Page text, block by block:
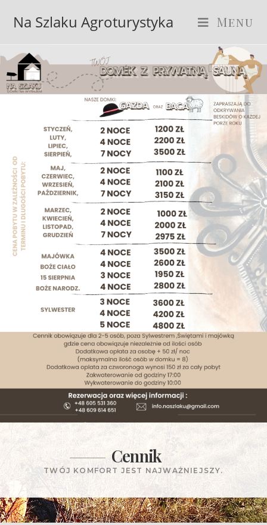
Na Szlaku Agroturystyka Menu
Cennik
TWÓJ KOMFORT JEST NAJWAŻNIEJSZY.